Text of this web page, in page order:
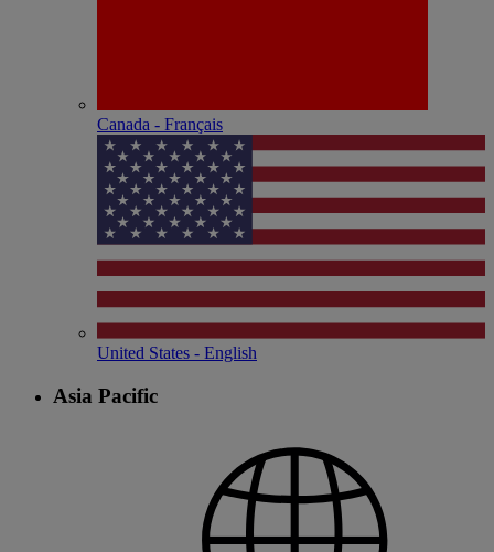
Canada - Français
United States - English
Asia Pacific